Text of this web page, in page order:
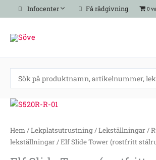
Hoppa
till
Infocenter Få rådgivning 0
Hem/Lekplatsutrustning/Lekställningar/
lekställningar/ Elf Slide Tower (rostfritt
Elf
Tower
(rostfritt